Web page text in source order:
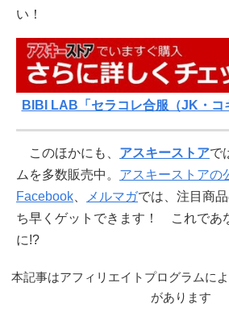
い！
BIBI LAB「セラコレ合服（JK・コ
このほかにも、 アスキーストアで
ムを多数販売中。 アスキーストアの
Facebook
メルマガでは、注目商
ち早くゲットできます！ これであ
に!?
本記事はアフィリエイトプログラムに
があります